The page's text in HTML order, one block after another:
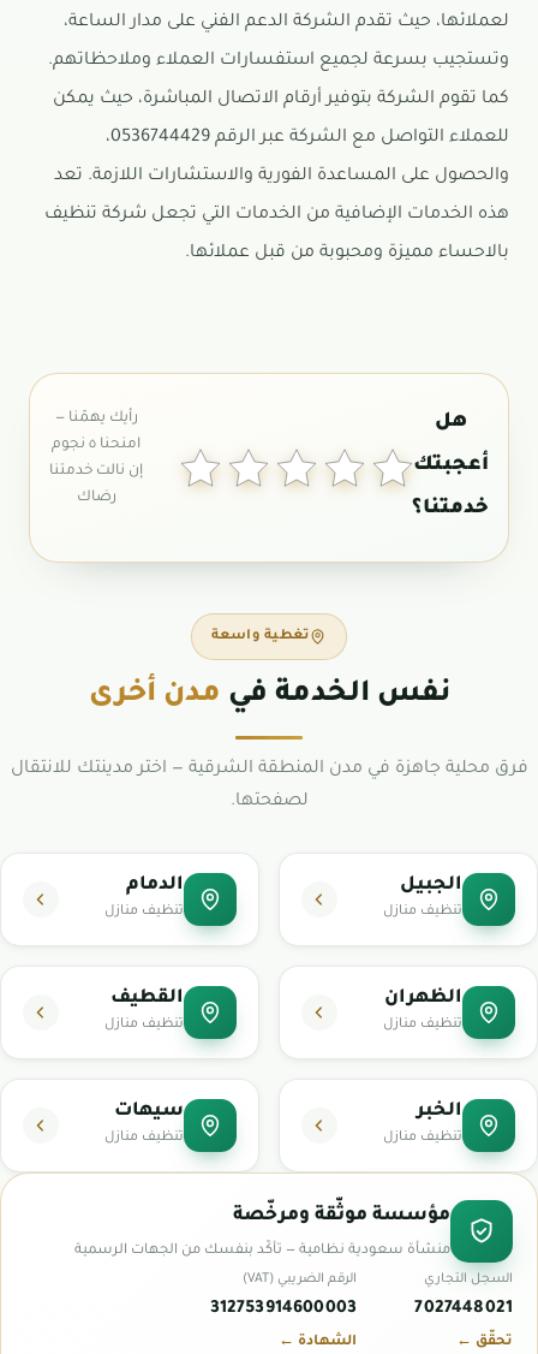
لعملائها، حيث تقدم الشركة الدعم الفني على مدار الساعة،
وتستجيب بسرعة لجميع استفسارات العملاء وملاحظاتهم.
كما تقوم الشركة بتوفير أرقام الاتصال المباشرة، حيث يمكن
للعملاء التواصل مع الشركة عبر الرقم 0536744429،
والحصول على المساعدة الفورية والاستشارات اللازمة. تعد
هذه الخدمات الإضافية من الخدمات التي تجعل شركة تنظيف
بالاحساء مميزة ومحبوبة من قبل عملائها.
تغطية واسعة
نفس الخدمة في مدن أخرى
فرق محلية جاهزة في مدن المنطقة الشرقية — اختر مدينتك للانتقال
لصفحتها.
الجبيل
تنظيف منازل
الدمام
تنظيف منازل
الظهران
تنظيف منازل
القطيف
تنظيف منازل
الخبر
تنظيف منازل
سيهات
تنظيف منازل
مؤسسة موثّقة ومرخّصة
منشأة سعودية نظامية — تأكّد بنفسك من الجهات الرسمية
السجل التجاري
7027448021
تحقّق ←
الرقم الضريبي (VAT)
312753914600003
الشهادة ←